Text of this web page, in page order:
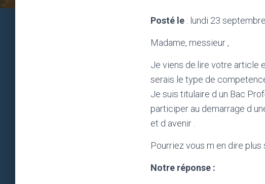
Posté le : lundi 23
Madame, messieur ,
Je viens de.lire votre article
serais le type de
Je suis titulaire d un Bac
participer au demarrage d
et d avenir .
Pourriez vous m en dire plus
Notre réponse :